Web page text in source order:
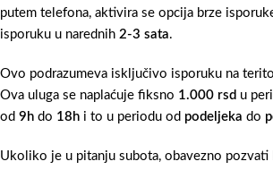
putem telefona, aktivira se opcija brze
isporuku u narednih 2-3 sata.
Ovo podrazumeva isključivo isporuku na
Ova uluga se naplaćuje fiksno 1.000 rsd u
od 9h do 18h i to u periodu od podeljeka do
Ukoliko je u pitanju subota, obavezno pozvati